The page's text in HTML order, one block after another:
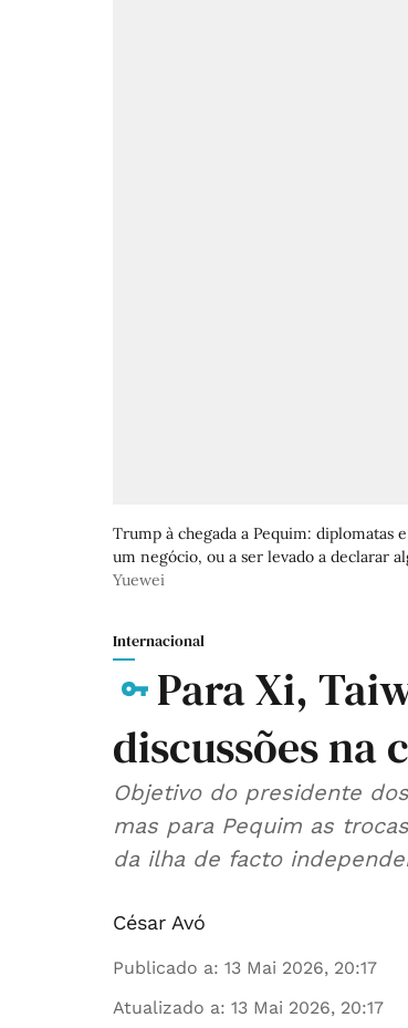
Trump à chegada a Pequim: diplomatas
um negócio, ou a ser levado a declarar
Yuewei
Internacional
Para Xi,
discussões na
Objetivo do presidente
mas para Pequim as
da ilha de facto
César Avó
Publicado a: 13 Mai 2026, 20:17
Atualizado a: 13 Mai 2026, 20:17